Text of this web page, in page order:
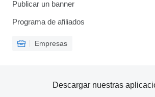
Publicar un banner
Programa de afiliados
Empresas
Descargar nuestras